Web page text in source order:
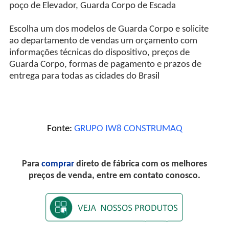
poço de Elevador, Guarda Corpo de Escada
Escolha um dos modelos de Guarda Corpo e solicite
ao departamento de vendas um orçamento com
informações técnicas do dispositivo, preços de
Guarda Corpo, formas de pagamento e prazos de
entrega para todas as cidades do Brasil
Fonte: GRUPO IW8 CONSTRUMAQ
Para comprar direto de fábrica com os melhores
preços de venda, entre em contato conosco.